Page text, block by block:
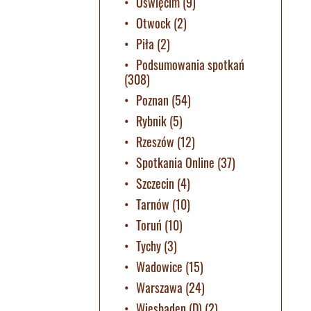
Otwock(2)
Piła (2)
Podsumowania spotkań
(308)
Poznan (54)
Rybnik(5)
Rzeszów (12)
Spotkania Online (37)
Szczecin (4)
Tarnów (10)
Toruń (10)
Tychy(3)
Wadowice (15)
Warszawa (24)